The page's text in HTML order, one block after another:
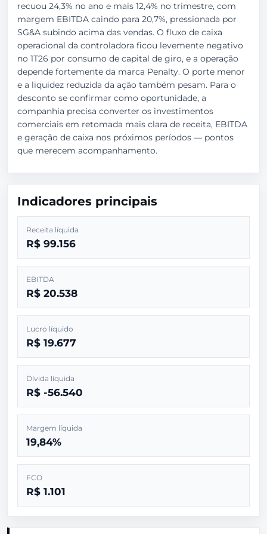
recuou 24,3% no ano e mais 12,4% no trimestre, com
margem EBITDA caindo para 20,7%, pressionada por
SG&A subindo acima das vendas. O fluxo de caixa
operacional da controladora ficou levemente negativo
no 1T26 por consumo de capital de giro, e a operação
depende fortemente da marca Penalty. O porte menor
e a liquidez reduzida da ação também pesam. Para o
desconto se confirmar como oportunidade, a
companhia precisa converter os investimentos
comerciais em retomada mais clara de receita, EBITDA
e geração de caixa nos próximos períodos — pontos
que merecem acompanhamento.
Indicadores principais
Receita líquida
R$ 99.156
EBITDA
R$ 20.538
Lucro líquido
R$ 19.677
Dívida líquida
R$ -56.540
Margem líquida
19,84%
FCO
R$ 1.101